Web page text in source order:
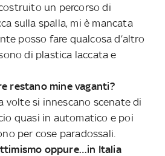
un percorso di
sulla spalla, mi è mancata
posso fare qualcosa d’altro
di plastica laccata e
restano mine vaganti?
volte si innescano scenate di
quasi in automatico e poi
per cose paradossali.
oppure…in Italia